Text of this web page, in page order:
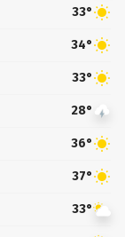
33°
34°
33°
28°
36°
37°
33°